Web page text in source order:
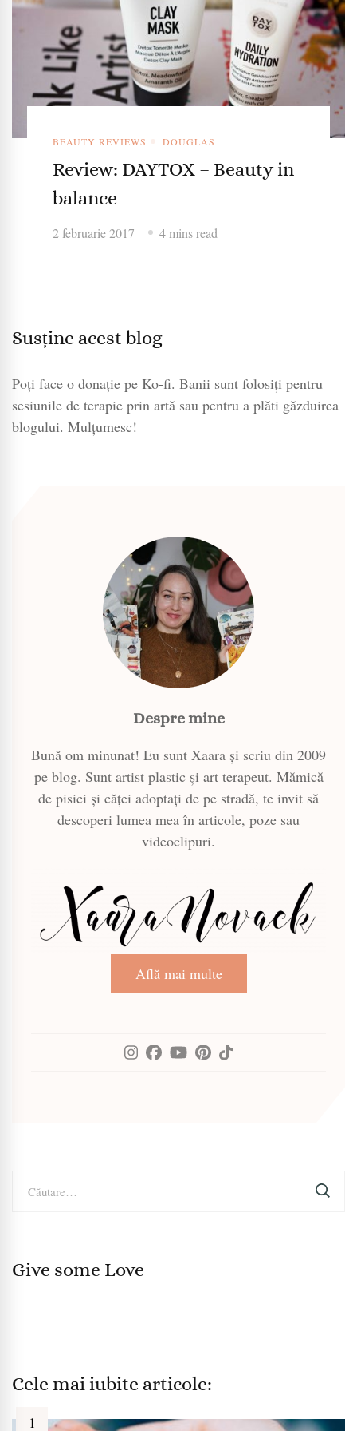
BEAUTY REVIEWS DOUGLAS
Review: DAYTOX – Beauty in
balance
2 februarie 2017 4 mins read
Susține acest blog
Poți face o donație pe Ko-fi. Banii sunt folosiți pentru
sesiunile de terapie prin artă sau pentru a plăti găzduirea
blogului. Mulțumesc!
Despre mine
Bună om minunat! Eu sunt Xaara și scriu din 2009
pe blog. Sunt artist plastic și art terapeut. Mămică
de pisici și căței adoptați de pe stradă, te invit să
descoperi lumea mea în articole, poze sau
videoclipuri.
Află mai multe
după:
Give some Love
Cele mai iubite articole: